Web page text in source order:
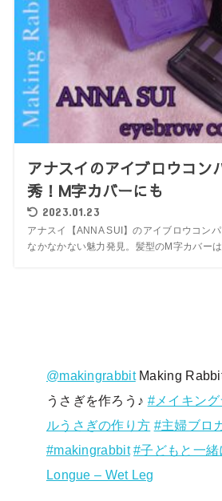
アナスイのアイブロウコン
秀！M字カバーにも
2023.01.23
アナスイ【ANNA SUI】のアイブロウコン
なかなかない魅力発見。髪型のM字カバー
@makingrabbitMaking
うさぎを作ろう♪ #メイキング
ルうさぎの作り方 #主婦ブロ
#makingrabbit #子どもと一緒
Longue – Wet Leg